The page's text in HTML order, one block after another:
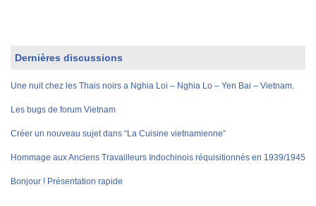
Dernières discussions
Une nuit chez les Thais noirs a Nghia Loi – Nghia Lo – Yen Bai – Vietnam.
Les bugs de forum Vietnam
Créer un nouveau sujet dans “La Cuisine vietnamienne”
Hommage aux Anciens Travailleurs Indochinois réquisitionnés en 1939/1945
Bonjour ! Présentation rapide